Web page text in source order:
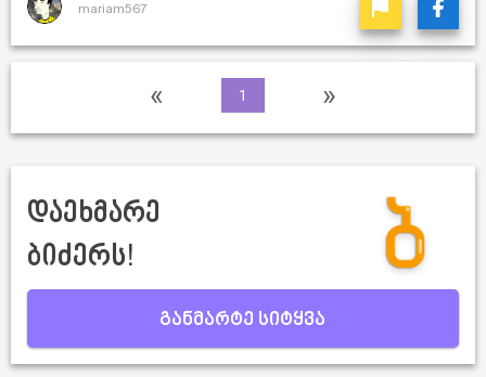
mariam567
« 1 »
დაეხმარე
ბიძერს!
განმარტე სიტყვა